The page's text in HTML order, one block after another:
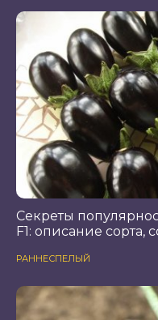
Секреты
F1: описание
РАННЕСПЕЛЫЙ